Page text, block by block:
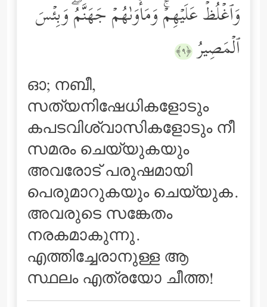
وَٱغۡلُظۡ عَلَیۡهِمۡۚ وَمَأۡوَىٰهُمۡ جَهَنَّمُۖ وَبِئۡسَ
ٱلۡمَصِیرُ ﴿٩﴾
ഓ; നബീ,
സത്യനിഷേധികളോടും
കപടവിശ്വാസികളോടും നീ
സമരം ചെയ്യുകയും
അവരോട് പരുഷമായി
പെരുമാറുകയും ചെയ്യുക.
അവരുടെ സങ്കേതം
നരകമാകുന്നു.
എത്തിച്ചേരാനുള്ള ആ
സ്ഥലം എത്രയോ ചീത്ത!